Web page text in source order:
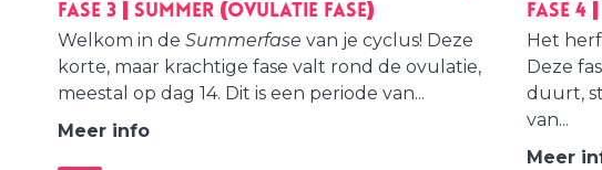
Fase 3 | SUMMER (Ovulatie fase)
Welkom in de Summerfase van je cyclus! Deze
korte, maar krachtige fase valt rond de ovulatie,
meestal op dag 14. Dit is een periode van...
Meer info
Fase 4
Het
Deze
duurt,
van...
Meer